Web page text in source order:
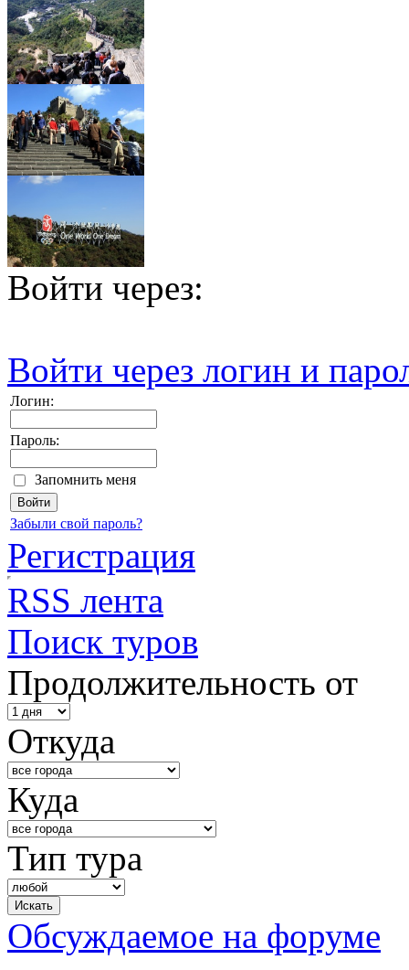
Войти через:
Войти через логин и
Логин:
Пароль:
Запомнить меня
Забыли свой пароль?
Регистрация
RSS лента
Поиск туров
Продолжительность от
Откуда
Куда
Тип тура
Обсуждаемое на форуме